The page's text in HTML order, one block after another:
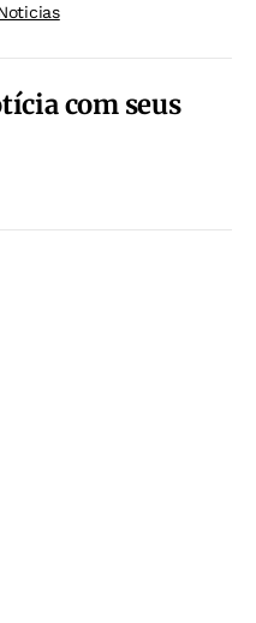
com seus